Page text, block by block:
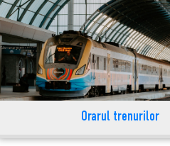
Orarul trenurilor